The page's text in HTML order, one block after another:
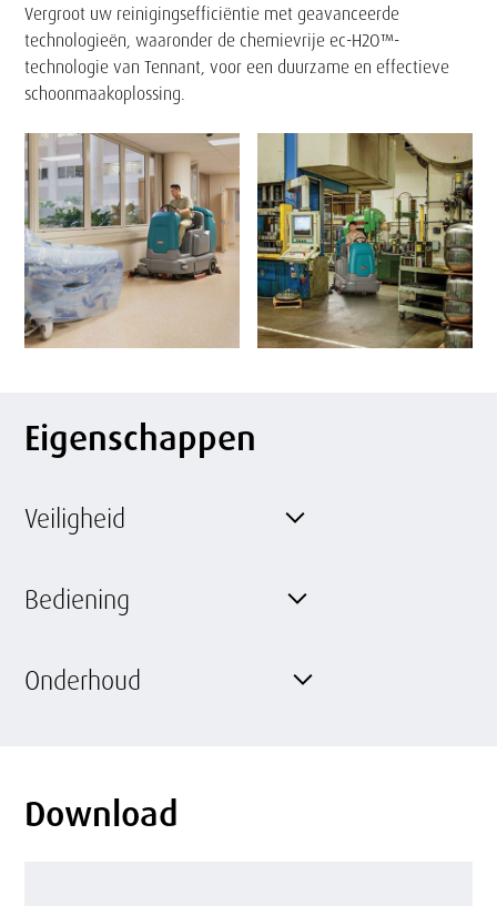
Vergroot uw reinigingsefficiëntie met geavanceerde
technologieën, waaronder de chemievrije ec-H2O™-
technologie van Tennant, voor een duurzame en effectieve
schoonmaakoplossing.
Eigenschappen
Veiligheid
Bediening
Onderhoud
Download